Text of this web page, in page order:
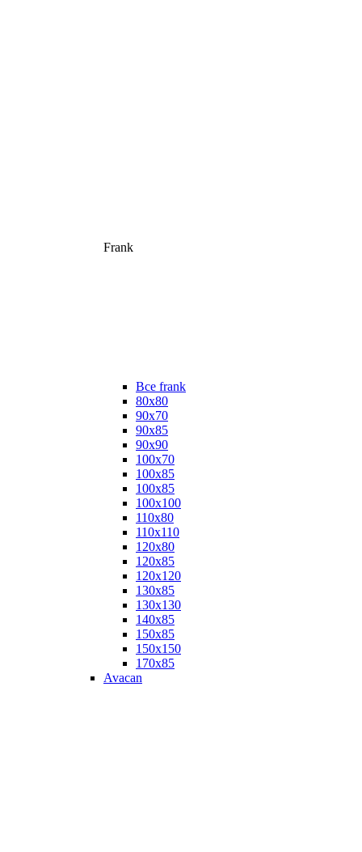
Frank
Все frank
80х80
90х70
90х85
90х90
100х70
100х85
100х85
100х100
110х80
110х110
120х80
120х85
120х120
130х85
130х130
140х85
150х85
150х150
170х85
Avacan